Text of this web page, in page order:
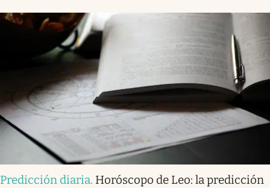
Predicción diaria. Horóscopo de Leo: la predicción